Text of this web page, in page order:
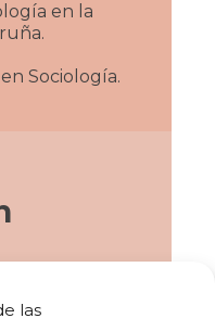
las
en la
Sociología.